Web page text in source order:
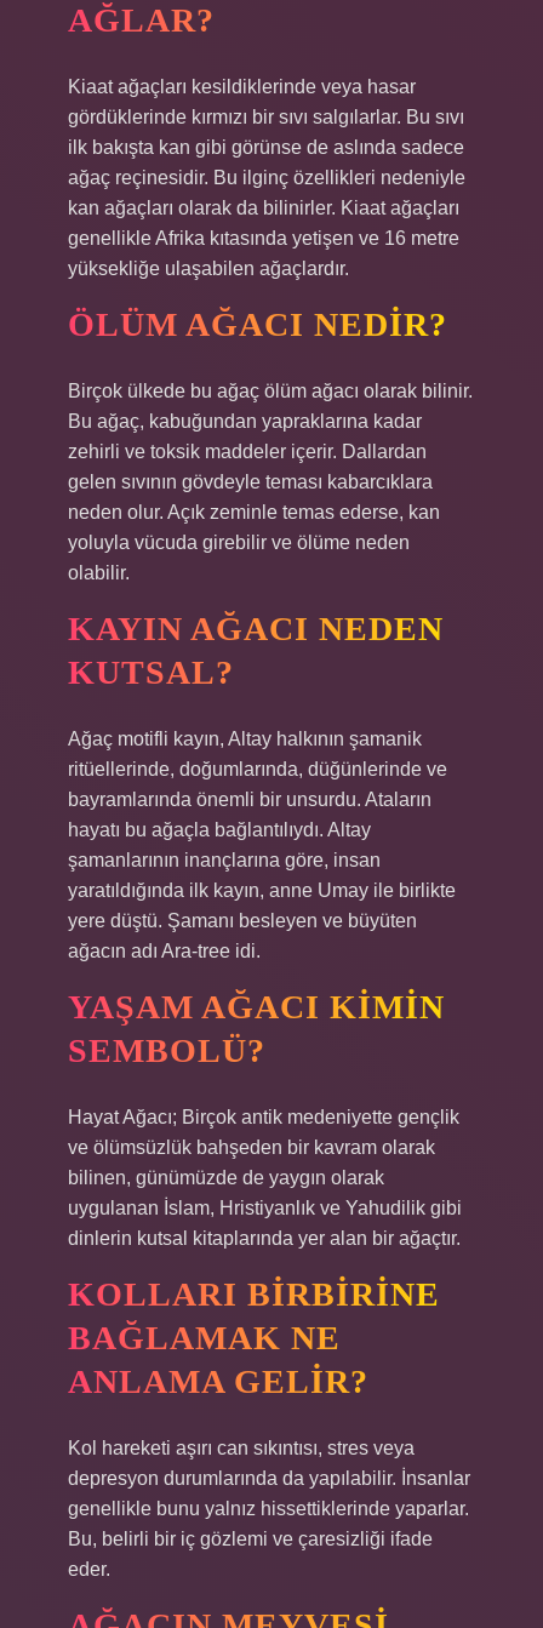
AĞLAR?
Kiaat ağaçları kesildiklerinde veya hasar
gördüklerinde kırmızı bir sıvı salgılarlar. Bu sıvı
ilk bakışta kan gibi görünse de aslında sadece
ağaç reçinesidir. Bu ilginç özellikleri nedeniyle
kan ağaçları olarak da bilinirler. Kiaat ağaçları
genellikle Afrika kıtasında yetişen ve 16 metre
yüksekliğe ulaşabilen ağaçlardır.
ÖLÜM AĞACI NEDIR?
Birçok ülkede bu ağaç ölüm ağacı olarak bilinir.
Bu ağaç, kabuğundan yapraklarına kadar
zehirli ve toksik maddeler içerir. Dallardan
gelen sıvının gövdeyle teması kabarcıklara
neden olur. Açık zeminle temas ederse, kan
yoluyla vücuda girebilir ve ölüme neden
olabilir.
KAYIN AĞACI NEDEN
KUTSAL?
Ağaç motifli kayın, Altay halkının şamanik
ritüellerinde, doğumlarında, düğünlerinde ve
bayramlarında önemli bir unsurdu. Ataların
hayatı bu ağaçla bağlantılıydı. Altay
şamanlarının inançlarına göre, insan
yaratıldığında ilk kayın, anne Umay ile birlikte
yere düştü. Şamanı besleyen ve büyüten
ağacın adı Ara-tree idi.
YAŞAM AĞACI KIMIN
SEMBOLÜ?
Hayat Ağacı; Birçok antik medeniyette gençlik
ve ölümsüzlük bahşeden bir kavram olarak
bilinen, günümüzde de yaygın olarak
uygulanan İslam, Hristiyanlık ve Yahudilik gibi
dinlerin kutsal kitaplarında yer alan bir ağaçtır.
KOLLARI BIRBIRINE
BAĞLAMAK NE
ANLAMA GELIR?
Kol hareketi aşırı can sıkıntısı, stres veya
depresyon durumlarında da yapılabilir. İnsanlar
genellikle bunu yalnız hissettiklerinde yaparlar.
Bu, belirli bir iç gözlemi ve çaresizliği ifade
eder.